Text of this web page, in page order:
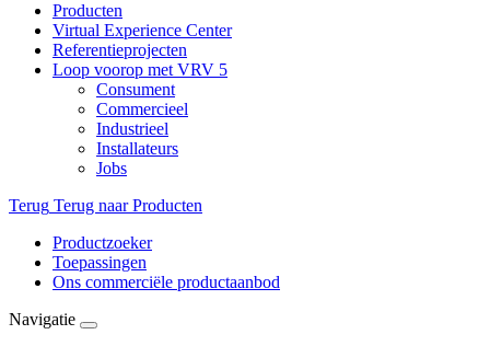
Producten
Virtual Experience Center
Referentieprojecten
Loop voorop met VRV 5
Consument
Commercieel
Industrieel
Installateurs
Jobs
Terug Terug naar Producten
Productzoeker
Toepassingen
Ons commerciële productaanbod
Navigatie